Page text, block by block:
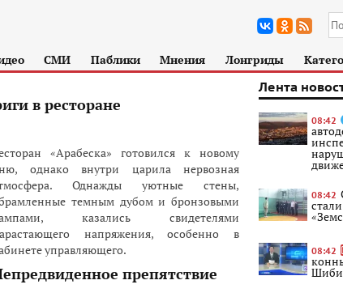
СМИ Паблики Мнения Лонгриды
в ресторане
«Арабеска» готовился к новому
однако внутри царила нервозная
Однажды уютные стены,
темным дубом и бронзовыми
казались свидетелями
напряжения, особенно в
управляющего.
препятствие
Лента
08:42
08:42
08:42